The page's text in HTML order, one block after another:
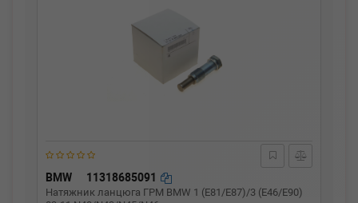
BMW 11318685091
Натяжник ланцюга ГРМ BMW 1 (E81/E87)/3 (E46/E90)